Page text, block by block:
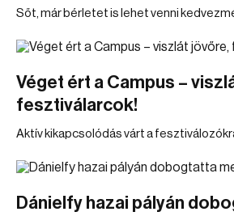
Sőt, már bérletet is lehet venni
Véget ért a Campus –
fesztiválarcok!
Aktív kikapcsolódás várt a
Dánielfy hazai pályán